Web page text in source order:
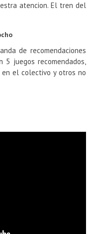
atencion. El tren del
de recomendaciones
juegos recomendados,
el colectivo y otros no